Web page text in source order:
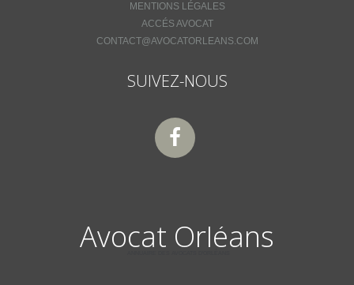
MENTIONS LÉGALES
ACCÉS AVOCAT
CONTACT@AVOCATORLEANS.COM
SUIVEZ-NOUS
Avocat Orléans